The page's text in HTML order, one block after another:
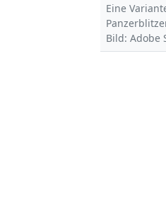
Eine
Bild: Adobe